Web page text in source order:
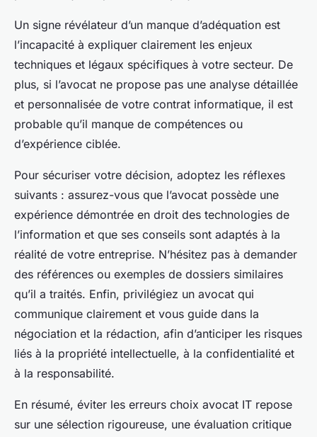
Un signe révélateur d’un manque d’adéquation est
l’incapacité à expliquer clairement les enjeux
techniques et légaux spécifiques à votre secteur. De
plus, si l’avocat ne propose pas une analyse détaillée
et personnalisée de votre contrat informatique, il est
probable qu’il manque de compétences ou
d’expérience ciblée.
Pour sécuriser votre décision, adoptez les réflexes
suivants : assurez-vous que l’avocat possède une
expérience démontrée en droit des technologies de
l’information et que ses conseils sont adaptés à la
réalité de votre entreprise. N’hésitez pas à demander
des références ou exemples de dossiers similaires
qu’il a traités. Enfin, privilégiez un avocat qui
communique clairement et vous guide dans la
négociation et la rédaction, afin d’anticiper les risques
liés à la propriété intellectuelle, à la confidentialité et
à la responsabilité.
En résumé, éviter les erreurs choix avocat IT repose
sur une sélection rigoureuse, une évaluation critique